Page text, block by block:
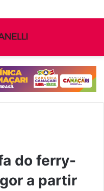
do ferry-
a partir